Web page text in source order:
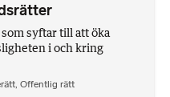
syftar till att öka
i och kring
, Offentlig rätt